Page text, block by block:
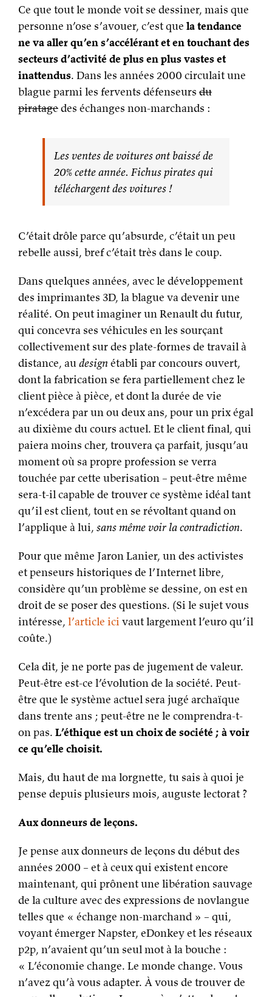
Ce que tout le monde voit se dessiner, mais que
personne n’ose s’avouer, c’est que la tendance
ne va aller qu’en s’accélérant et en touchant des
secteurs d’activité de plus en plus vastes et
inattendus. Dans les années 2000 circulait une
blague parmi les fervents défenseurs du
piratagedes échanges non-marchands :
Les ventes de voitures ont baissé de
20% cette année. Fichus pirates qui
téléchargent des voitures !
C’était drôle parce qu’absurde, c’était un peu
rebelle aussi, bref c’était très dans le coup.
Dans quelques années, avec le développement
des imprimantes 3D, la blague va devenir une
réalité. On peut imaginer un Renault du futur,
qui concevra ses véhicules en les sourçant
collectivement sur des plate-formes de travail à
distance, audesignétabli par concours ouvert,
dont la fabrication se fera partiellement chez le
client pièce à pièce, et dont la durée de vie
n’excédera par un ou deux ans, pour un prix égal
au dixième du cours actuel. Et le client final, qui
paiera moins cher, trouvera ça parfait, jusqu’au
moment où sa propre profession se verra
touchée par cette uberisation – peut-être même
sera-t-il capable de trouver ce système idéal tant
qu’il est client, tout en se révoltant quand on
l’applique à lui, sans même voir la contradiction.
Pour que même Jaron Lanier, un des activistes
et penseurs historiques de l’Internet libre,
considère qu’un problème se dessine, on est en
droit de se poser des questions. (Si le sujet vous
intéresse, l’article ici vaut largement l’euro qu’il
coûte.)
Cela dit, je ne porte pas de jugement de valeur.
Peut-être est-ce l’évolution de la société. Peut-
être que le système actuel sera jugé archaïque
dans trente ans ; peut-être ne le comprendra-t-
on pas. L’éthique est un choix de société ; à voir
ce qu’elle choisit.
Mais, du haut de ma lorgnette, tu sais à quoi je
pense depuis plusieurs mois, auguste lectorat ?
Aux donneurs de leçons.
Je pense aux donneurs de leçons du début des
années 2000 – et à ceux qui existent encore
maintenant, qui prônent une libération sauvage
de la culture avec des expressions de novlangue
telles que « échange non-marchand » – qui,
voyant émerger Napster, eDonkey et les réseaux
p2p, n’avaient qu’un seul mot à la bouche :
« L’économie change. Le monde change. Vous
n’avez qu’à vous adapter. À vous de trouver de